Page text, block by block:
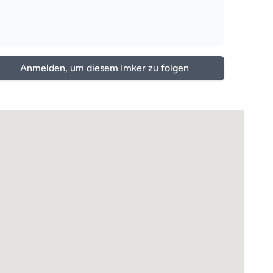
Anmelden, um diesem Imker zu folgen